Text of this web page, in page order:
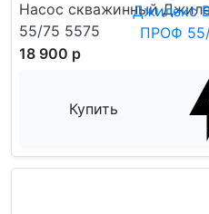
Насос скважинный
55/75 5575
18 900 р
Купить